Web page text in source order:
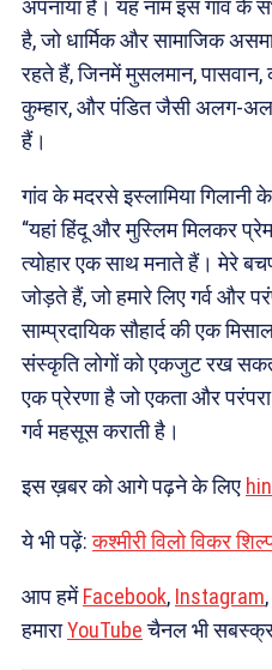
अपनाया है। यह नाम इस गांव के
है, जो धार्मिक और सामाजिक
रहते हैं, जिनमें मुसलमान, पासवान,
कुम्हार, और पंडित जैसी अलग-
हैं।
गांव के मदरसे इस्लामिया
“यहां हिंदू और मुस्लिम मिलकर
त्योहार एक साथ मनाते हैं। मेरे
जोड़ते हैं, जो हमारे लिए गर्व और
साम्प्रदायिक सौहार्द की एक
संस्कृति लोगों को एकजुट रख सकती
एक प्रेरणा है जो एकता और
गर्व महसूस कराती है।
इस ख़बर को आगे पढ़ने के लिए
ये भी पढ़ें:कश्मीरी विलो विकर
आप हमेंFacebook, Instagram,
हमाराYouTubeचैनल भी